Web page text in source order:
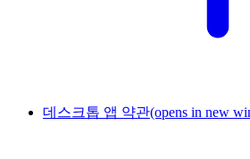
데스크톱 앱 약관(opens in new